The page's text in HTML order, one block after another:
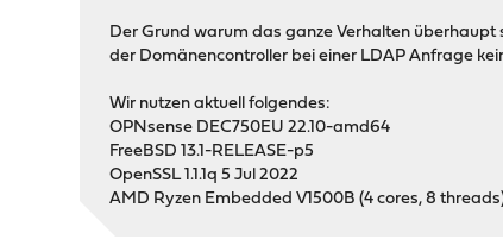
Der Grund warum das ganze Verhalten
der Domänencontroller bei einer LDAP Anfrage
Wir nutzen aktuell folgendes:
OPNsense DEC750EU 22.10-amd64
FreeBSD 13.1-RELEASE-p5
OpenSSL 1.1.1q 5 Jul 2022
AMD Ryzen Embedded V1500B (4 cores, 8